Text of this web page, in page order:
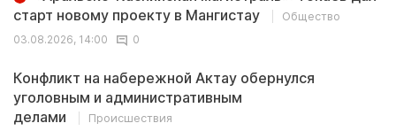
старт новому проекту в Мангистау
Общество
03.08.2026, 14:00
0
Конфликт на набережной Актау обернулся
уголовным и административным
делами
Происшествия